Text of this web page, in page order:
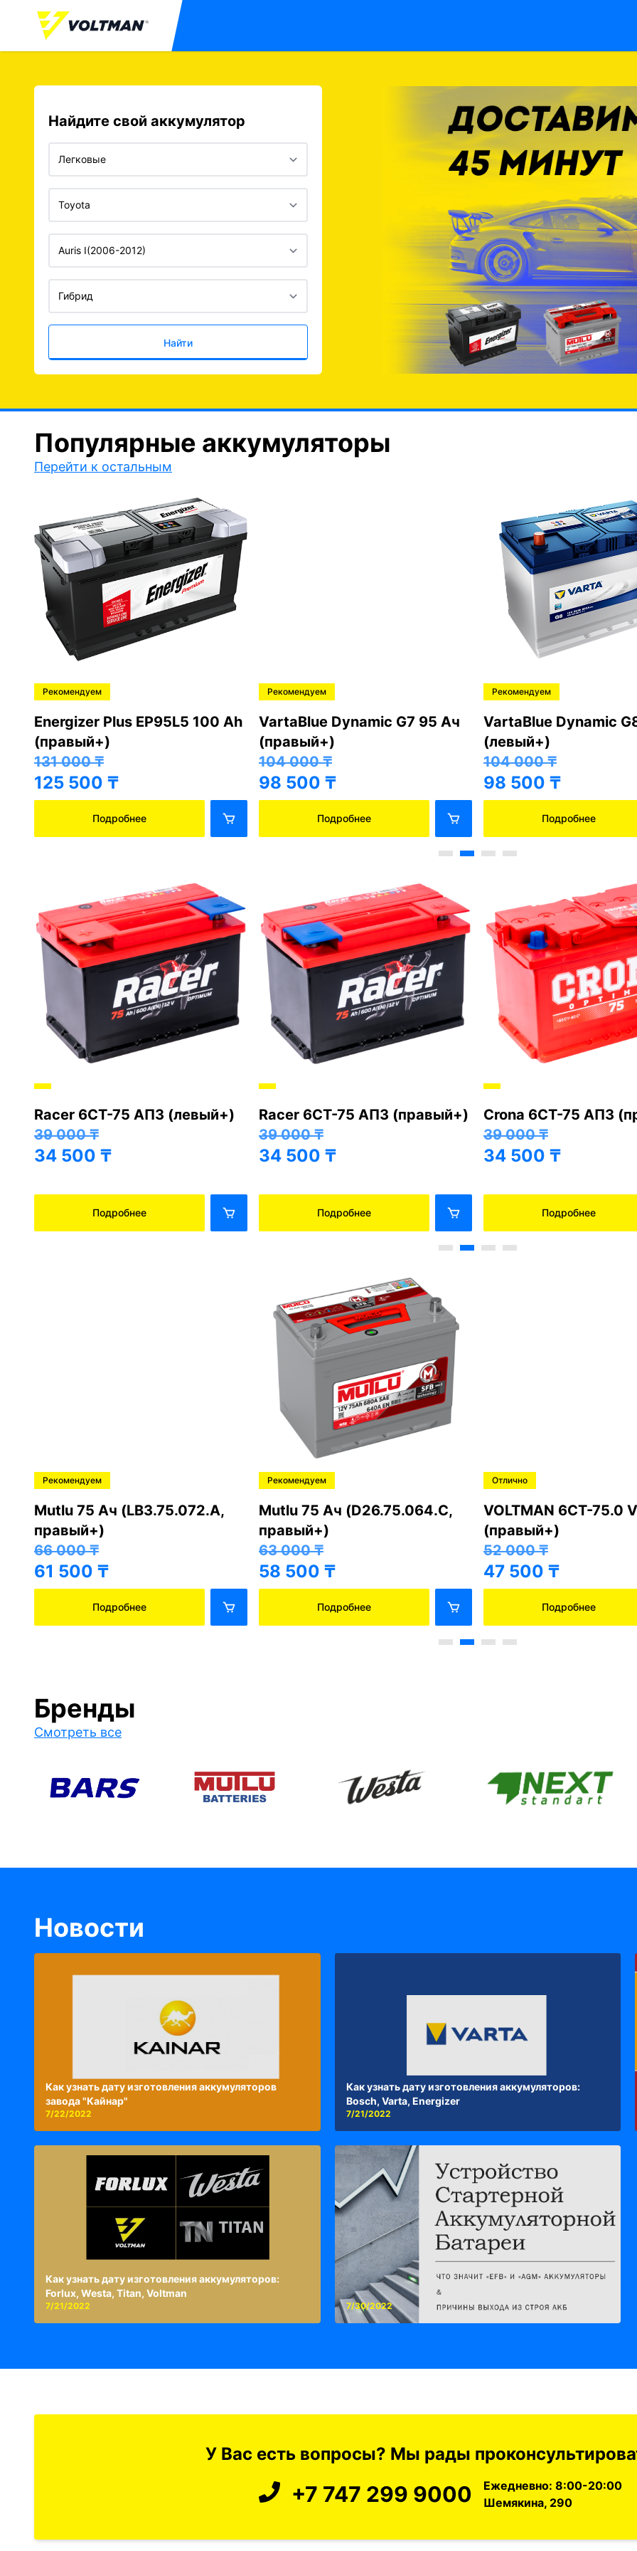
Найдите свой аккумулятор
Найти
Популярные аккумуляторы
Перейти к остальным
Рекомендуем
Energizer Plus EP95L5 100 Ah
(правый+)
131 000₸
125 500 ₸
Подробнее
Рекомендуем
VartaBlue Dynamic G7 95 Ач
(правый+)
104 000₸
98 500 ₸
Подробнее
Рекомендуем
VartaBlue Dynamic
(левый+)
104 000₸
98 500 ₸
Подробнее
Racer 6СТ-75 АПЗ (левый+)
39 000₸
34 500 ₸
Подробнее
Racer 6СТ-75 АПЗ (правый+)
39 000₸
34 500 ₸
Подробнее
Crona 6СТ-75 АПЗ
39 000₸
34 500 ₸
Подробнее
Рекомендуем
Mutlu 75 Ач (LB3.75.072.A,
правый+)
66 000₸
61 500 ₸
Подробнее
Рекомендуем
Mutlu 75 Ач (D26.75.064.C,
правый+)
63 000₸
58 500 ₸
Подробнее
Отлично
VOLTMAN 6CT-75.0
(правый+)
52 000₸
47 500 ₸
Подробнее
Бренды
Смотреть все
Новости
Как узнать дату изготовления аккумуляторов
завода "Кайнар"
7/22/2022
Как узнать дату изготовления аккумуляторов:
Bosch, Varta, Energizer
7/21/2022
Как узнать дату изготовления аккумуляторов:
Forlux, Westa, Titan, Voltman
7/21/2022 7/30/2022
У Вас есть вопросы? Мы рады
+7 747 299 9000
Ежедневно: 8:00-20:00
Шемякина, 290